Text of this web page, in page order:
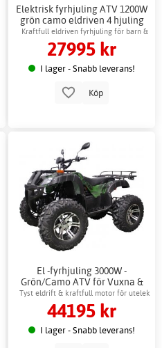
Elektrisk fyrhjuling ATV 1200W
grön camo eldriven 4 hjuling
barn + Reflexsele
Kraftfull eldriven fyrhjuling för barn &
hobby
27995 kr
I lager - Snabb leverans!
Köp
El -fyrhjuling 3000W -
Grön/Camo ATV för Vuxna &
Barn + Låskätting
Tyst eldrift & kraftfull motor för utelek
44195 kr
I lager - Snabb leverans!